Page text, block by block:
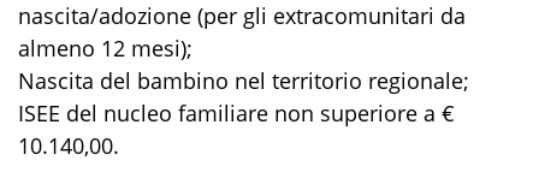
nascita/adozione (per gli extracomunitari da
almeno 12 mesi);
Nascita del bambino nel territorio regionale;
ISEE del nucleo familiare non superiore a €
10.140,00.